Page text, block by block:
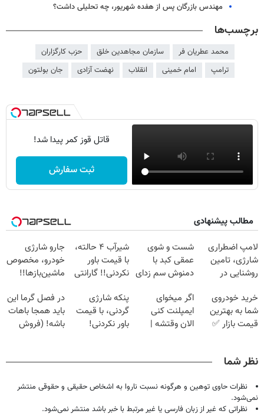
مهندس بازرگان پس از هفده شهریور، چه تحلیلی داشت؟
برچسب‌ها
محمد عطریان فر سازمان مجاهدین خلق
حزب کارگزاران
ترامپ
امام خمینی انقلاب نهضت آزادی جان بولتون
قاتل قوز کمر پیدا شد!
ثبت سفارش
مطالب پیشنهادی
لامپ اضطراری
شارژی، تامین
روشنایی در
شست و شوی
عمقی کبد با
دمنوش سم زدای
شیر‌آب ۴ حالته،
با قیمت باور
نکردنی!! گارانتی
جارو شارژی
خودرو، مخصوص
ماشین‌باز‌ها!!
فقط 1,499,000
خرید خودروی
شما به بهترین
قیمت بازار ✅
اگر میخوای
ایمپلنت کنی
الان وقتشه |
پنکه شارژی
گردنی، با قیمت
باور نکردنی!
در فصل گرما این
باید همجا باهات
باشه! (فروش
نظر شما
نظرات حاوی توهین و هرگونه نسبت ناروا به اشخاص حقیقی و حقوقی منتشر
نمی‌شود.
نظراتی که غیر از زبان فارسی یا غیر مرتبط با خبر باشد منتشر نمی‌شود.